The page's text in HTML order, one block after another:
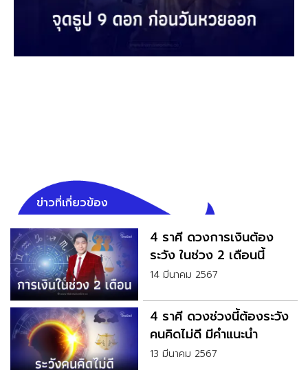
ข่าวที่เกี่ยวข้อง
4 ราศี ดวงการเงินต้อง
ระวัง ในช่วง 2 เดือนนี้
14 มีนาคม 2567
4 ราศี ดวงช่วงนี้ต้องระวัง
คนคิดไม่ดี มีคำแนะนำ
13 มีนาคม 2567